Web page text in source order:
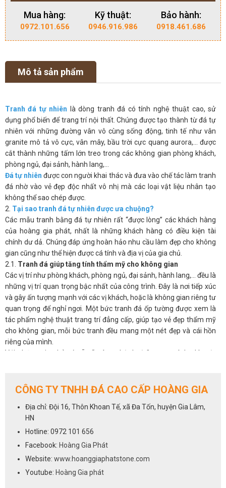
Mua hàng:
0972.101.656
Kỹ thuật:
0946.916.986
Bảo hành:
0918.461.686
Mô tả sản phẩm
Tranh đá tự nhiên là dòng tranh đá có tính nghệ thuật cao, sử
dụng phổ biến để trang trí nội thất. Chúng được tạo thành từ đá tự
nhiên với những đường vân vô cùng sống động, tinh tế như vân
granite mô tả vô cực, vân mây, bầu trời cực quang aurora,… được
cắt thành những tấm lớn treo trong các không gian phòng khách,
phòng ngủ, đại sảnh, hành lang,…
Đá tự nhiên được con người khai thác và đưa vào chế tác làm tranh
đá nhờ vào vẻ đẹp độc nhất vô nhị mà các loại vật liệu nhân tạo
không thể sao chép được.
2. Tại sao tranh đá tự nhiên được ưa chuộng?
Các mẫu tranh bằng đá tự nhiên rất “được lòng” các khách hàng
của hoàng gia phát, nhất là những khách hàng có điều kiện tài
chính dư dả. Chúng đáp ứng hoàn hảo nhu cầu làm đẹp cho không
gian cũng như thể hiện được cá tính và địa vị của gia chủ.
2.1. Tranh đá giúp tăng tính thẩm mỹ cho không gian
Các vị trí như phòng khách, phòng ngủ, đại sảnh, hành lang,… đều là
những vị trí quan trọng bậc nhất của công trình. Đây là nơi tiếp xúc
và gây ấn tượng mạnh với các vị khách, hoặc là không gian riêng tư
quan trọng để nghỉ ngơi. Một bức tranh đá ốp tường được xem là
tác phẩm nghệ thuật trang trí đẳng cấp, giúp tạo vẻ đẹp thẩm mỹ
cho không gian, mỗi bức tranh đều mang một nét đẹp và cái hồn
riêng của mình.
Với những gia chủ có sẵn “máu nghệ thuật” trong mình, thì một
2.2.Tranh đá giúp điều hòa phong thủy cho phòng khách
nghĩa phong thủy, có thể tác động đến âm dương ngũ hành và làm
thay đổi vận khí trong nhà. Được hình thành hoàn toàn từ tự nhiên,
nên có tác dụng tạo không gian thoáng đãng, mở rộng tầm nhìn,
đem đến nguồn năng lượng tích cực, an nhiên cho các thành viên
Người ta quan niệm, khi chọn tranh đá tự nhiên có màu sắc hợp với
mệnh còn mang đến may mắn, tài lộc, hóa giải những xui xẻo, giúp
CÔNG TY TNHH ĐÁ CAO CẤP HOÀNG GIA
Địa chỉ: Đội 16, Thôn Khoan Tế, xã Đa Tốn, huyện Gia Lâm,
HN
Hotline: 0972 101 656
Facebook: Hoàng Gia Phát
Website: www.hoanggiaphatstone.com
Youtube: Hoàng Gia phát